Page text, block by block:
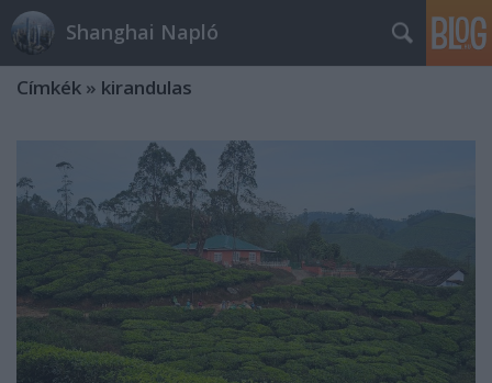
Shanghai Napló
Címkék » kirandulas